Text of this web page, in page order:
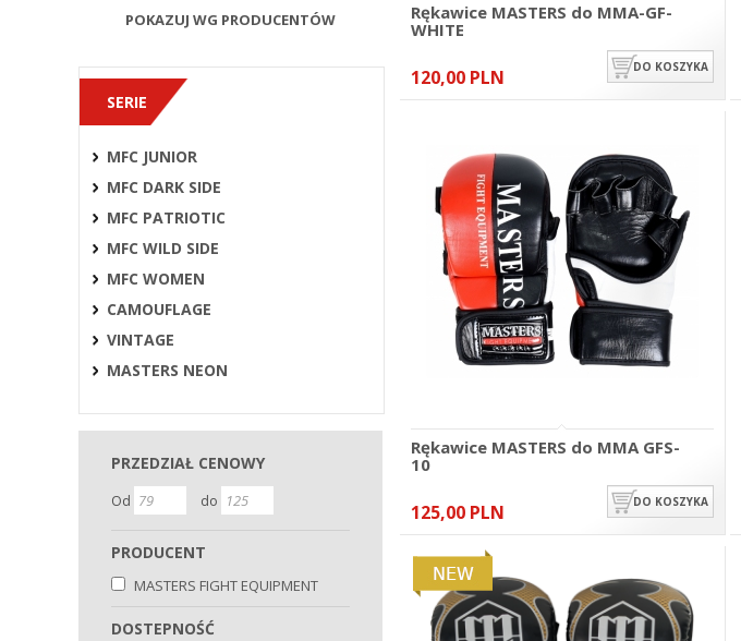
POKAZUJ WG PRODUCENTÓW
SERIE
MFC JUNIOR
MFC DARK SIDE
MFC PATRIOTIC
MFC WILD SIDE
MFC WOMEN
CAMOUFLAGE
VINTAGE
MASTERS NEON
PRZEDZIAŁ CENOWY
Od do
PRODUCENT
MASTERS FIGHT EQUIPMENT
DOSTEPNOŚĆ
Rękawice MASTERS do MMA-GF-
WHITE
120,00 PLN DO KOSZYKA
Rękawice MASTERS do MMA GFS-
10
125,00 PLN DO KOSZYKA